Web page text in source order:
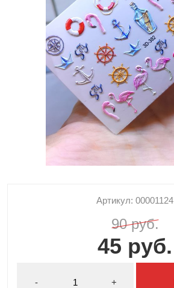
Артикул: 00001124
90 руб.
45 руб.
- +